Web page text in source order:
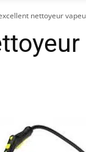
nettoyeur